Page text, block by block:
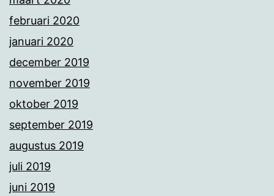
februari 2020
januari 2020
december 2019
november 2019
oktober 2019
september 2019
augustus 2019
juli 2019
juni 2019